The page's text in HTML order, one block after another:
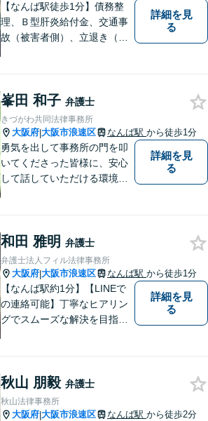
【なんば駅徒歩1分】債務整
理、Ｂ型肝炎給付金、交通事
故（被害者側）、立退き（借
連絡ください！
詳細を見
る
峯田 和子 弁護士
きづがわ共同法律事務所
大阪府|大阪市浪速区 なんば駅 から徒歩1分
勇気を出して事務所の門を叩
いてくださった皆様に、安心
して話していただける環境を
え、丁寧にサポートしてまい
ります。
詳細を見
る
和田 雅明 弁護士
弁護士法人フィル法律事務所
大阪府|大阪市浪速区 なんば駅 から徒歩1分
【なんば駅約1分】【LINEで
の連絡可能】丁寧なヒアリン
グでスムーズな解決を目指し
事故の被害に遭われた場合／
借金でお困りの方／相続トラ
ブルなどご相談ください【休
詳細を見
る
秋山 朋毅 弁護士
秋山法律事務所
大阪府|大阪市浪速区 なんば駅 から徒歩2分